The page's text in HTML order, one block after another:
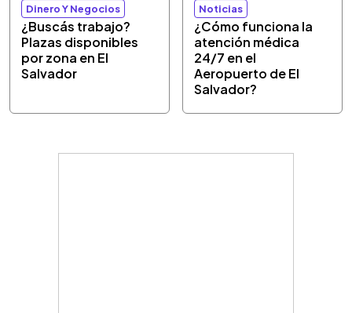
Dinero Y Negocios
¿Buscás trabajo?
Plazas disponibles
por zona en El
Salvador
Noticias
¿Cómo funciona la
atención médica
24/7 en el
Aeropuerto de El
Salvador?